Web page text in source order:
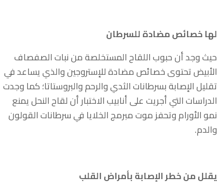
لها خصائص مضادة للسرطان
حيث وجد أن حبوب اللقاح المستخلصة من نبات الصفصاف
الأبيض تحتوى خصائص مضادة للإستروجين والذي يساعد في
تقليل الإصابة بسرطانات الثدي والرحم والبروستاتا؛ كما وجدت
الدراسات التي أجريت على أنابيب الاختبار أن لقاح النحل يمنع
نمو الأورام وتحفز موت مبرمج الخلايا في سرطانات القولون
والدم.
يقلل من خطر الإصابة بأمراض القلب